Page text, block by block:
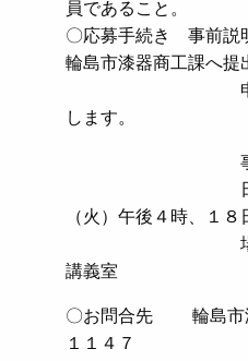
員であること。
〇応募手続き 事前説
輪島市漆器商工課へ提
申込書は事
します。
事前説
日時 令和
（火）午後４時、１
場所 石川
講義室
〇お問合先 輪島市
１１４７